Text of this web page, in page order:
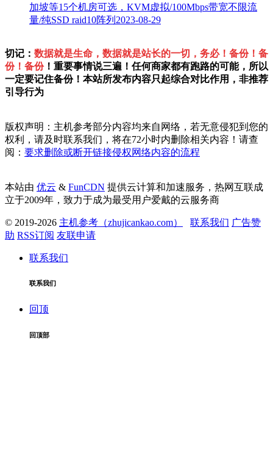
加坡等15个机房可选，KVM虚拟/100Mbps带宽不限流
量/纯SSD raid10阵列 2023-08-29
切记： 数据就是生命，数据就是站长的一切，务必！备份！备
份！备份！重要事情说三遍！任何商家都有跑路的可能，所以
一定要记住备份！本站所发布内容只起综合对比作用，非推荐
引导行为
版权声明：主机参考部分内容均来自网络，若无意侵犯到您的
权利，请及时联系我们，将在72小时内删除相关内容！请查
阅： 要求删除或断开链接侵权网络内容的流程
本站由 优云 & FunCDN 提供云计算和加速服务，热网互联成
立于2009年，致力于成为最受用户爱戴的云服务商
© 2019-2026 主机参考（zhujicankao.com） 联系我们 广告赞
助 RSS订阅 友联申请
联系我们
联系我们
回顶
回顶部